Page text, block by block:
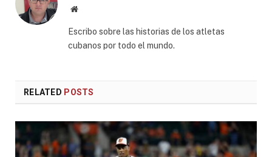
Website
Escribo sobre las historias de los atletas
cubanos por todo el mundo.
RELATED POSTS